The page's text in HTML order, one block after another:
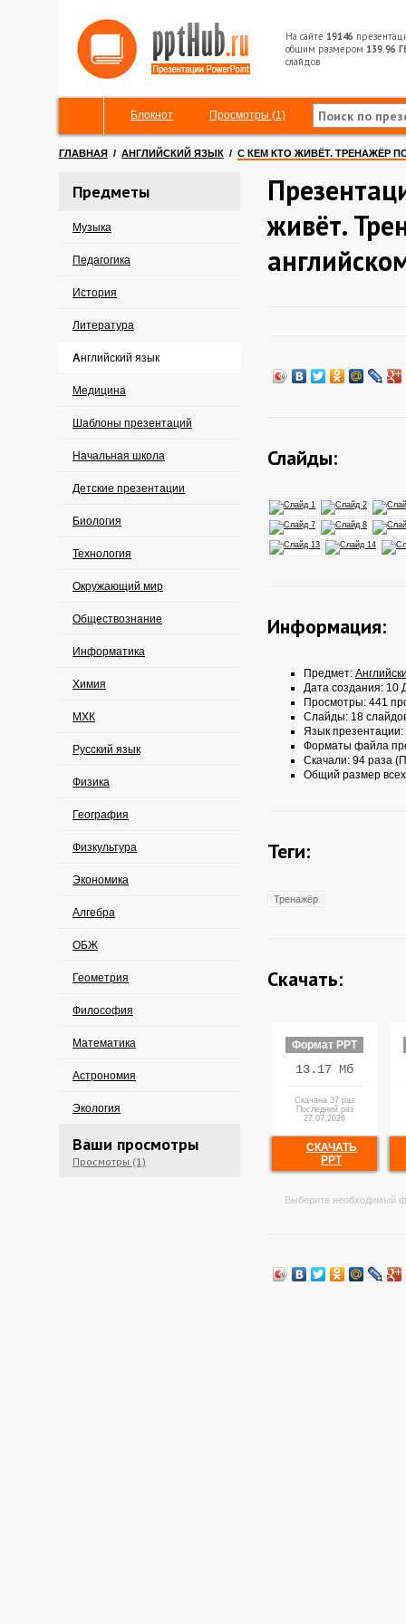
На сайте 19146
общим размером 139.96
слайдов
Блокнот Просмотры (1)
ГЛАВНАЯ / АНГЛИЙСКИЙ ЯЗЫК / С КЕМ КТО ЖИВЁТ. ТРЕНАЖЁР
Предметы
Музыка
Педагогика
История
Литература
Английский язык
Медицина
Шаблоны презентаций
Начальная школа
Детские презентации
Биология
Технология
Окружающий мир
Обществознание
Информатика
Химия
МХК
Русский язык
Физика
География
Физкультура
Экономика
Алгебра
ОБЖ
Геометрия
Философия
Математика
Астрономия
Экология
Ваши просмотры
Просмотры (1)
живёт.
Слайды:
Информация:
Предмет:
Дата создания: 10
Просмотры: 441
Слайды: 18
Язык презентации:
Форматы файла
Скачали: 94 раза
Общий размер
Теги:
Тренажёр
Скачать:
Формат PPT
13.17 Мб
Скачана 37 раз
Последний раз
27.07.2026
СКАЧАТЬ
PPT
Выберите необходимый